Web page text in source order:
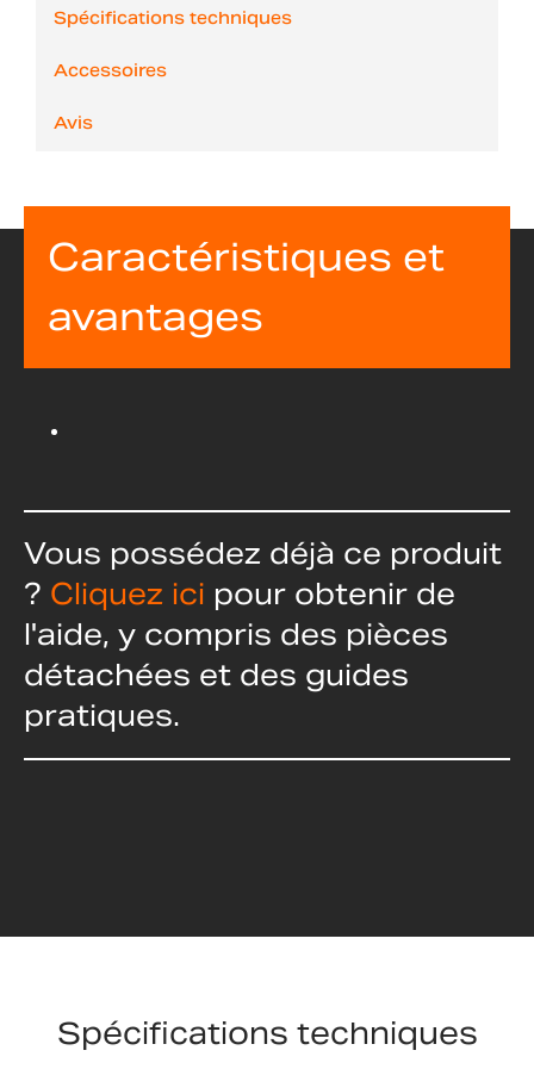
Spécifications techniques
Accessoires
Avis
Caractéristiques et
avantages
Vous possédez déjà ce produit
? Cliquez ici pour obtenir de
l'aide, y compris des pièces
détachées et des guides
pratiques.
Spécifications techniques